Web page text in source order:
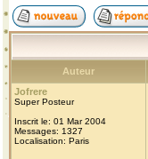
Auteur
Jofrere
Super Posteur
Inscrit le: 01 Mar 2004
Messages: 1327
Localisation: Paris